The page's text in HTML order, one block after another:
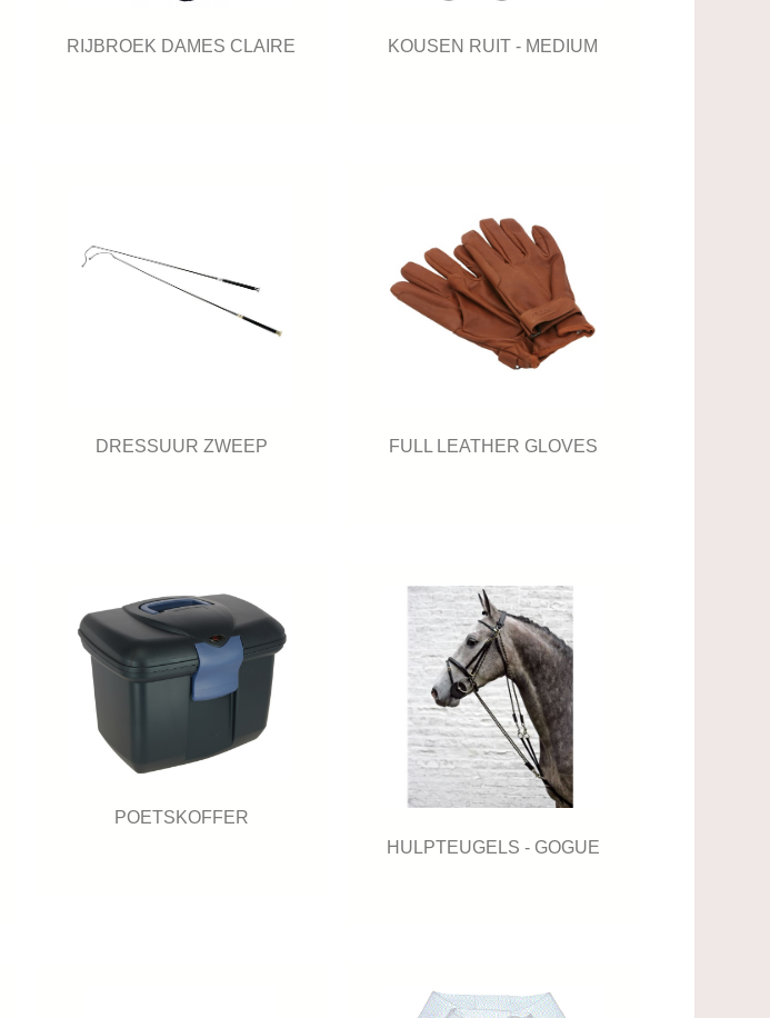
RIJBROEK DAMES CLAIRE KOUSEN RUIT - MEDIUM
DRESSUUR ZWEEP FULL LEATHER GLOVES
POETSKOFFER
HULPTEUGELS - GOGUE